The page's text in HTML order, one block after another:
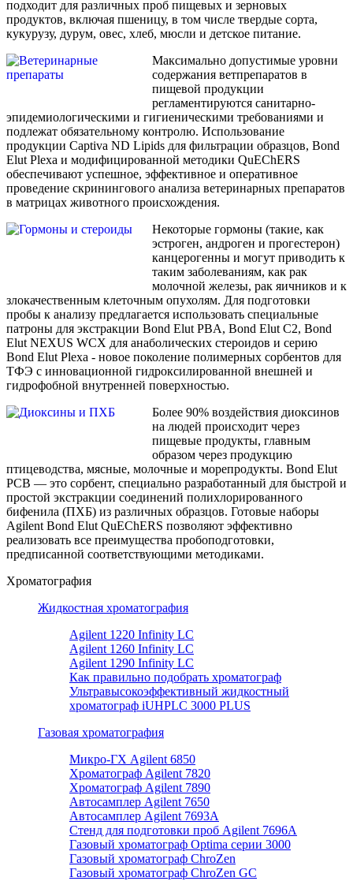
подходит для различных проб пищевых и зерновых
продуктов, включая пшеницу, в том числе твердые сорта,
кукурузу, дурум, овес, хлеб, мюсли и детское питание.
Максимально допустимые уровни
содержания ветпрепаратов в
пищевой продукции
регламентируются санитарно-
эпидемиологическими и гигиеническими требованиями и
подлежат обязательному контролю. Использование
продукции Captiva ND Lipids для фильтрации образцов, Bond
Elut Plexa и модифицированной методики QuEChERS
обеспечивают успешное, эффективное и оперативное
проведение скринингового анализа ветеринарных препаратов
в матрицах животного происхождения.
Некоторые гормоны (такие, как
эстроген, андроген и прогестерон)
канцерогенны и могут приводить к
таким заболеваниям, как рак
молочной железы, рак яичников и к
злокачественным клеточным опухолям. Для подготовки
пробы к анализу предлагается использовать специальные
патроны для экстракции Bond Elut PBA, Bond Elut C2, Bond
Elut NEXUS WCX для анаболических стероидов и серию
Bond Elut Plexa - новое поколение полимерных сорбентов для
ТФЭ с инновационной гидроксилированной внешней и
гидрофобной внутренней поверхностью.
Более 90% воздействия диоксинов
на людей происходит через
пищевые продукты, главным
образом через продукцию
птицеводства, мясные, молочные и морепродукты. Bond Elut
PCB — это сорбент, специально разработанный для быстрой и
простой экстракции соединений полихлорированного
бифенила (ПХБ) из различных образцов. Готовые наборы
Agilent Bond Elut QuEChERS позволяют эффективно
реализовать все преимущества пробоподготовки,
предписанной соответствующими методиками.
Хроматография
Жидкостная хроматография
Agilent 1220 Infinity LC
Agilent 1260 Infinity LC
Agilent 1290 Infinity LC
Как правильно подобрать хроматограф
Ультравысокоэффективный жидкостный
хроматограф iUHPLC 3000 PLUS
Газовая хроматография
Микро-ГХ Agilent 6850
Хроматограф Agilent 7820
Хроматограф Agilent 7890
Автосамплер Agilent 7650
Автосамплер Agilent 7693A
Стенд для подготовки проб Agilent 7696А
Газовый хроматограф Optima серии 3000
Газовый хроматограф ChroZen
Газовый хроматограф ChroZen GC